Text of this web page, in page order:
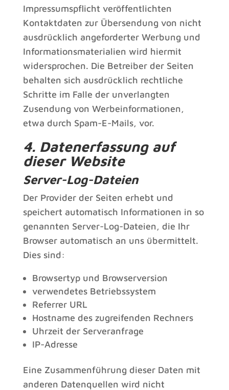
Impressumspflicht veröffentlichten
Kontaktdaten zur Übersendung von nicht
ausdrücklich angeforderter Werbung und
Informationsmaterialien wird hiermit
widersprochen. Die Betreiber der Seiten
behalten sich ausdrücklich rechtliche
Schritte im Falle der unverlangten
Zusendung von Werbeinformationen,
etwa durch Spam-E-Mails, vor.
4. Datenerfassung auf
dieser Website
Server-Log-Dateien
Der Provider der Seiten erhebt und
speichert automatisch Informationen in so
genannten Server-Log-Dateien, die Ihr
Browser automatisch an uns übermittelt.
Dies sind:
Browsertyp und Browserversion
verwendetes Betriebssystem
Referrer URL
Hostname des zugreifenden Rechners
Uhrzeit der Serveranfrage
IP-Adresse
Eine Zusammenführung dieser Daten mit
anderen Datenquellen wird nicht